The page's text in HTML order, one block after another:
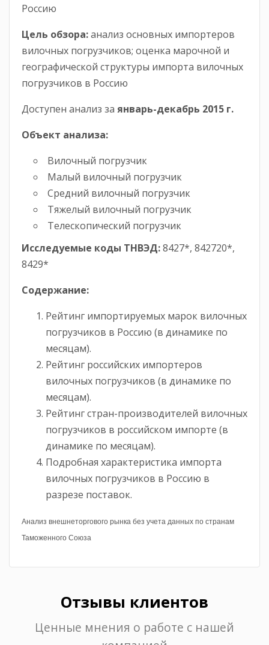
Россию
Цель обзора:анализ основных импортеров
вилочных погрузчиков; оценка марочной и
географической структуры импорта вилочных
погрузчиков в Россию
Доступен анализ за январь-декабрь 2015 г.
Объект анализа:
Вилочный погрузчик
Малый вилочный погрузчик
Средний вилочный погрузчик
Тяжелый вилочный погрузчик
Телескопический погрузчик
Исследуемые коды ТНВЭД:8427*, 842720*,
8429*
Содержание:
Рейтинг импортируемых марок вилочных
погрузчиков в Россию (в динамике по
месяцам).
Рейтинг российских импортеров
вилочных погрузчиков (в динамике по
месяцам).
Рейтинг стран-производителей вилочных
погрузчиков в российском импорте (в
динамике по месяцам).
Подробная характеристика импорта
вилочных погрузчиков в Россию в
разрезе поставок.
Анализ внешнеторгового рынка без учета данных по странам
Таможенного Союза
Отзывы клиентов
Ценные мнения о работе с нашей